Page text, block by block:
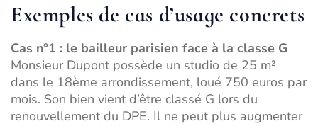
Exemples de cas d’usage concrets
Cas n°1 : le bailleur parisien face à la classe G
Monsieur Dupont possède un studio de 25 m²
dans le 18ème arrondissement, loué 750 euros par
mois. Son bien vient d’être classé G lors du
renouvellement du DPE. Il ne peut plus augmenter